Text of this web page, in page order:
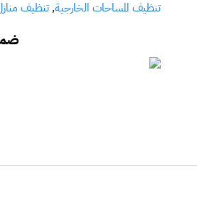
تنظيف المساحات الخارجية,تنظيف